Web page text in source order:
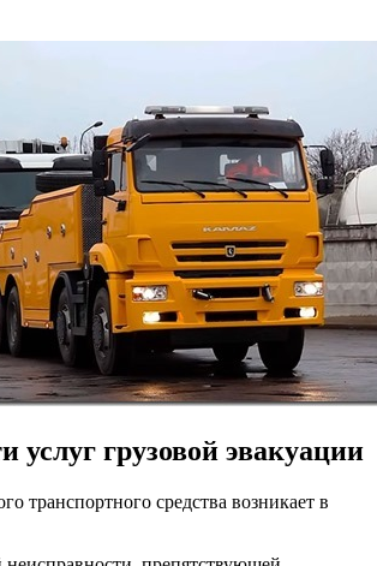
услуг грузовой эвакуации
транспортного средства возникает в